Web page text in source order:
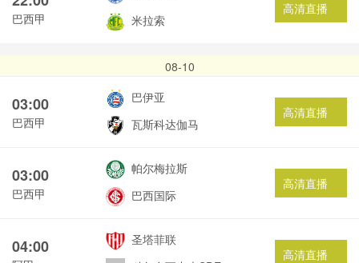
巴西甲
米拉索
高清直播
08-10
03:00
巴西甲
巴伊亚
瓦斯科达伽马
高清直播
03:00
巴西甲
帕尔梅拉斯
巴西国际
高清直播
04:00
圣塔菲联
高清直播